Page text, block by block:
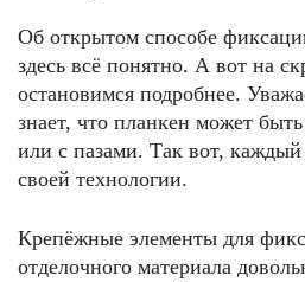
Об открытом способе
здесь всё понятно. А вот на
остановимся подробнее.
знает, что планкен может
или с пазами. Так вот,
своей технологии.
Крепёжные элементы для
отделочного материала